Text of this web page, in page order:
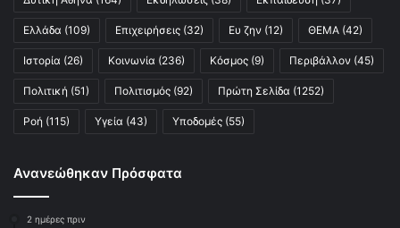
Ελλάδα (109) Επιχειρήσεις (32) Ευ ζην (12) ΘΕΜΑ (42)
Ιστορία (26) Κοινωνία (236) Κόσμος (9) Περιβάλλον (45)
Πολιτική (51) Πολιτισμός (92) Πρώτη Σελίδα (1252)
Ροή (115) Υγεία (43) Υποδομές (55)
Ανανεώθηκαν Πρόσφατα
2 ημέρες πριν